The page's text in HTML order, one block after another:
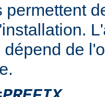
permettent
dépend de